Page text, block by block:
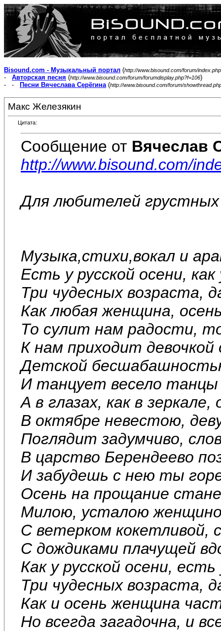
Bisound.com - Музыкальный портал (http://www.bisound.com/forum/index.php
- Авторская песня (http://www.bisound.com/forum/forumdisplay.php?f=106)
- -
Песни Вячеслава Серёгина(http://www.bisound.com/forum/
Макс Железякин
Цитата:
Сообщение от Вячеслав
http://www.bisound.com/
Для любителей
Музыка,стихи,вокал и
Есть у русской осени,
Три чудесных возраста,
Как любая женщина,
То сулит нам радости,
К нам приходит девочкой
Детской
И танцует весело танцы
А в глазах, как в зеркале,
В октябре невестою,
Поглядит задумчиво,
В царство Берендеево
И забудешь с нею ты
Осень на прощание
Милою, усталою
С ветерком кокетливой,
С дождиками плачущей
Как у русской осени,
Три чудесных возраста,
Как и осень женщина
Но всегда загадочна, и